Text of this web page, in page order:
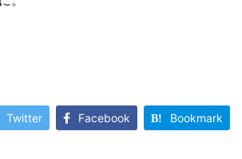
Twitter Facebook Bookmark